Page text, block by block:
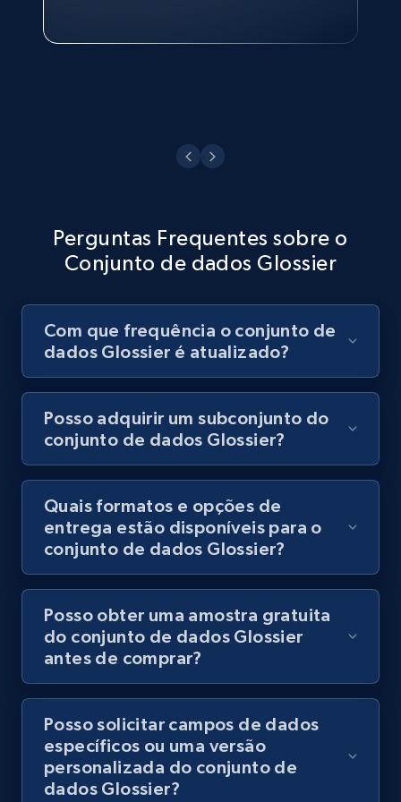
Perguntas Frequentes sobre o
Conjunto de dados Glossier
Com que frequência o conjunto de
dados Glossier é atualizado?
Posso adquirir um subconjunto do
conjunto de dados Glossier?
Quais formatos e opções de
entrega estão disponíveis para o
conjunto de dados Glossier?
Posso obter uma amostra gratuita
do conjunto de dados Glossier
antes de comprar?
Posso solicitar campos de dados
específicos ou uma versão
personalizada do conjunto de
dados Glossier?